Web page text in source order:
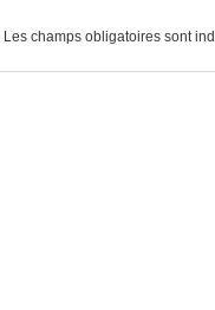
Les champs obligatoires sont